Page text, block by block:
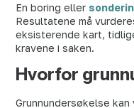
En boring eller
Resultatene må
eksisterende kart,
kravene i saken.
Hvorfor
Grunnundersøkelse